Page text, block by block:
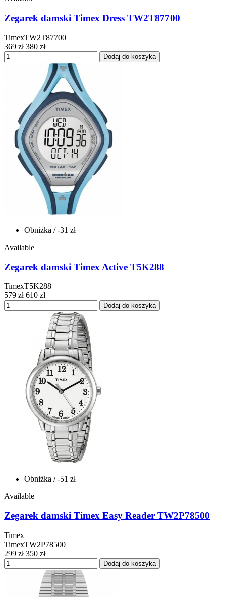
Zegarek damski Timex Dress TW2T87700
TimexTW2T87700
369 zł 380 zł
Dodaj do koszyka
Obniżka / -31 zł
Available
Zegarek damski Timex Active T5K288
TimexT5K288
579 zł 610 zł
Dodaj do koszyka
Obniżka / -51 zł
Available
Zegarek damski Timex Easy Reader TW2P78500
Timex
TimexTW2P78500
299 zł 350 zł
Dodaj do koszyka